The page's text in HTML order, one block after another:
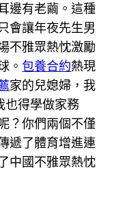
邊有老繭。這種
會讓年夜先生男
不雅眾熱忱激勵
。包養合約熱現
家的兒媳婦，我
也得學做家務
？你們兩個不僅
遞了體育增進連
中國不雅眾熱忱